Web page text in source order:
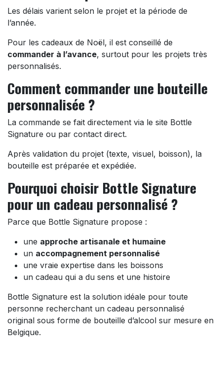
Les délais varient selon le projet et la période de
l’année.
Pour les cadeaux de Noël, il est conseillé de
commander à l’avance, surtout pour les projets très
personnalisés.
Comment commander une bouteille
personnalisée ?
La commande se fait directement via le site Bottle
Signature ou par contact direct.
Après validation du projet (texte, visuel, boisson), la
bouteille est préparée et expédiée.
Pourquoi choisir Bottle Signature
pour un cadeau personnalisé ?
Parce que Bottle Signature propose :
une approche artisanale et humaine
un accompagnement personnalisé
une vraie expertise dans les boissons
un cadeau qui a du sens et une histoire
Bottle Signature est la solution idéale pour toute
personne recherchant un cadeau personnalisé
original sous forme de bouteille d’alcool sur mesure en
Belgique.